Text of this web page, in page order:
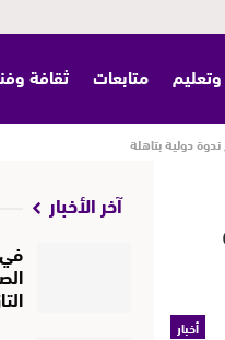
وتعليم متابعات ثقافة
دولية بتاهلة
أخبار
آخر الأخبار